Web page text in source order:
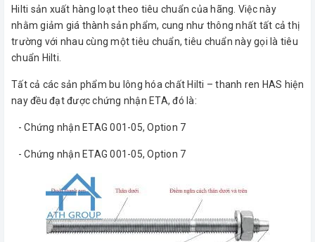
Hilti sản xuất hàng loạt theo tiêu chuẩn của hãng. Việc này
nhằm giảm giá thành sản phẩm, cung như thông nhất tất cả thị
trường với nhau cùng một tiêu chuẩn, tiêu chuẩn này gọi là tiêu
chuẩn Hilti.
Tất cả các sản phẩm bu lông hóa chất Hilti – thanh ren HAS hiện
nay đều đạt được chứng nhận ETA, đó là:
- Chứng nhận ETAG 001-05, Option 7
- Chứng nhận ETAG 001-05, Option 7